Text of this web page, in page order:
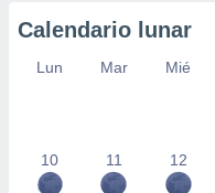
Calendario lunar
Lun Mar Mié
10 11 12